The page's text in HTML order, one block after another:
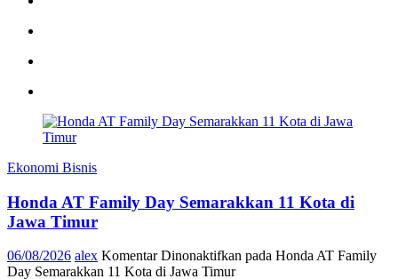
Ekonomi Bisnis
Honda AT Family Day Semarakkan 11 Kota di
Jawa Timur
06/08/2026 alex Komentar Dinonaktifkan pada Honda AT Family
Day Semarakkan 11 Kota di Jawa Timur